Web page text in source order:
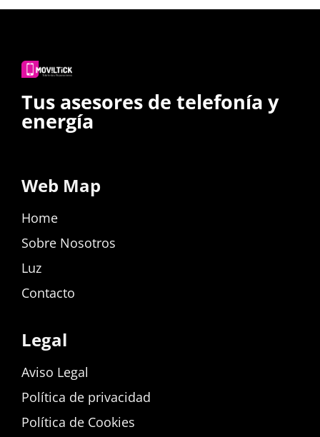
Tus asesores de telefonía y
energía
Web Map
Home
Sobre Nosotros
Luz
Contacto
Legal
Aviso Legal
Política de privacidad
Política de Cookies